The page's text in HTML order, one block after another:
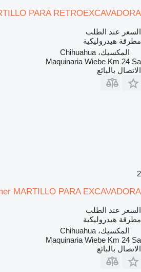
PARA RETROEXCAVADORA
السعر عند الطلب
مطرقة هيدروليكية
المكسيك، Chihuahua
Maquinaria Wiebe Km 24 Sa
الاتصال بالبائع
2
MARTILLO PARA EXCAVADORA
السعر عند الطلب
مطرقة هيدروليكية
المكسيك، Chihuahua
Maquinaria Wiebe Km 24 Sa
الاتصال بالبائع